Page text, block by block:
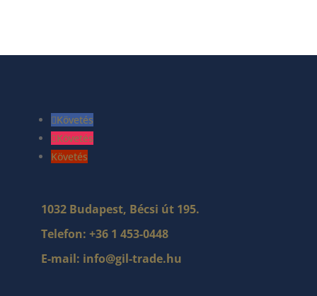
Követés
Követés
Követés
1032 Budapest, Bécsi út 195.
Telefon:+36 1 453-0448
E-mail: info@gil-trade.hu